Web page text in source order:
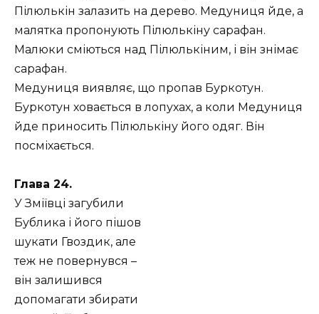
Пілюлькін залазить на дерево. Медуниця йде, а
малятка пропонують Пілюлькіну сарафан.
Малюки сміються над Пілюлькіним, і він знімає
сарафан.
Медуниця виявляє, що пропав Буркотун.
Буркотун ховається в лопухах, а коли Медуниця
йде приносить Пілюлькіну його одяг. Він
посміхається.
Глава 24.
У Зміївці загубили
Бублика і його пішов
шукати Гвоздик, але
теж не повернувся –
він залишився
допомагати збирати